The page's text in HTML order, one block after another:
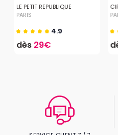
LE PETIT REPUBLIQUE
PARIS
4.9
dès 29€